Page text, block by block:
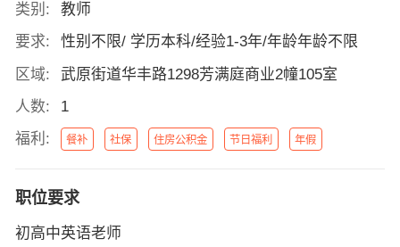
类别:
教师
要求:
性别不限/ 学历本科/经验1-3年/年龄年龄不限
区域:
武原街道华丰路1298芳满庭商业2幢105室
人数:
1
福利:
餐补 社保 住房公积金 节日福利 年假
职位要求
初高中英语老师